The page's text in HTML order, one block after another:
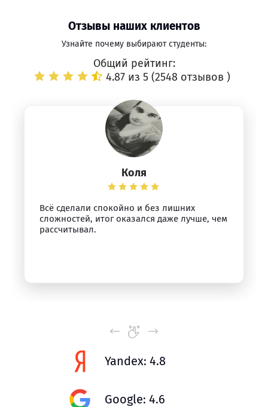
Отзывы наших клиентов
Узнайте почему выбирают студенты:
Общий рейтинг:
4.87 из 5 (2548 отзывов )
Коля
Всё сделали спокойно и без лишних
сложностей, итог оказался даже лучше, чем
рассчитывал.
Yandex: 4.8
Google: 4.6